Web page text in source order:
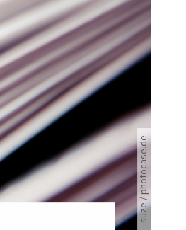
Viele Zeitungen.
suze / photocase.de